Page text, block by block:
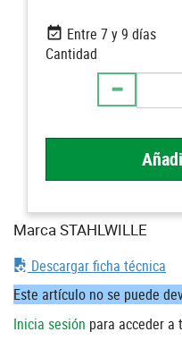
Entre 7 y 9 días
Cantidad
Marca STAHLWILLE
Descargar ficha técnica
Este artículo no se puede
Inicia sesión para acceder a